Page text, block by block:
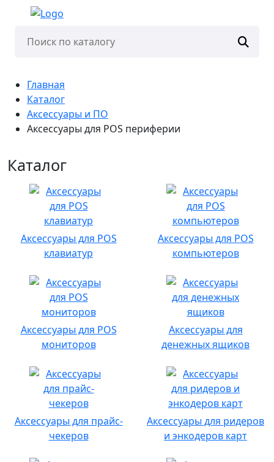
Главная
Каталог
Аксессуары и ПО
Аксессуары для POS периферии
Каталог
Аксессуары для POS
клавиатур
Аксессуары для POS
компьютеров
Аксессуары для POS
мониторов
Аксессуары для
денежных ящиков
Аксессуары для прайс-
чекеров
Аксессуары для ридеров
и энкодеров карт